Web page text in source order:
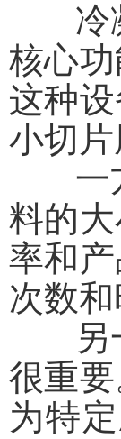
冷凝
核心
这种
小切
一
料的
率和
次数
另一
很重
为特